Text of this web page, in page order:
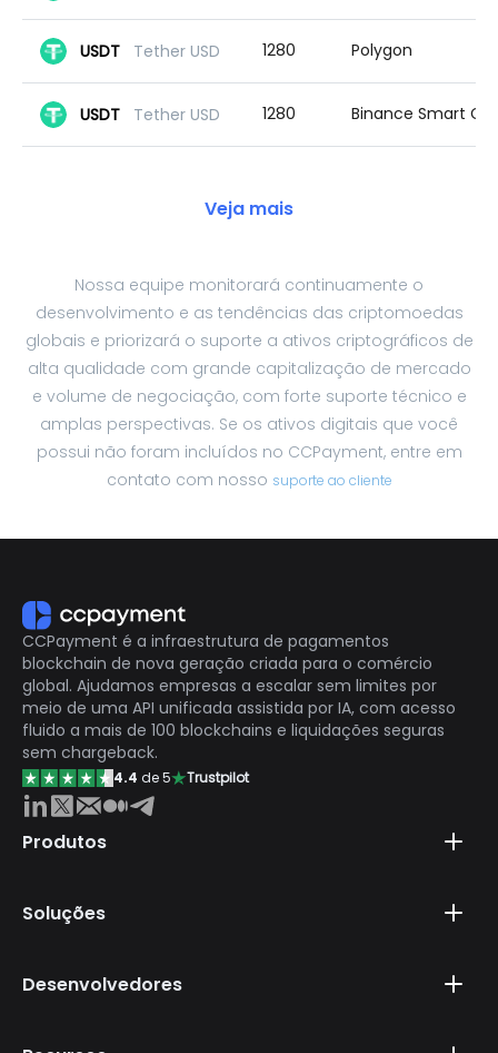
USDT Tether USD 1280 Polygon
USDT Tether USD 1280
Veja mais
Nossa equipe monitorará continuamente o
desenvolvimento e as tendências das criptomoedas
globais e priorizará o suporte a ativos criptográficos de
alta qualidade com grande capitalização de mercado
e volume de negociação, com forte suporte técnico e
amplas perspectivas. Se os ativos digitais que você
possui não foram incluídos no CCPayment, entre em
contato com nosso suporte ao cliente
CCPayment é a infraestrutura de pagamentos
blockchain de nova geração criada para o comércio
global. Ajudamos empresas a escalar sem limites por
meio de uma API unificada assistida por IA, com acesso
fluido a mais de 100 blockchains e liquidações seguras
sem chargeback.
4.4 de 5 Trustpilot
Produtos
Soluções
Desenvolvedores